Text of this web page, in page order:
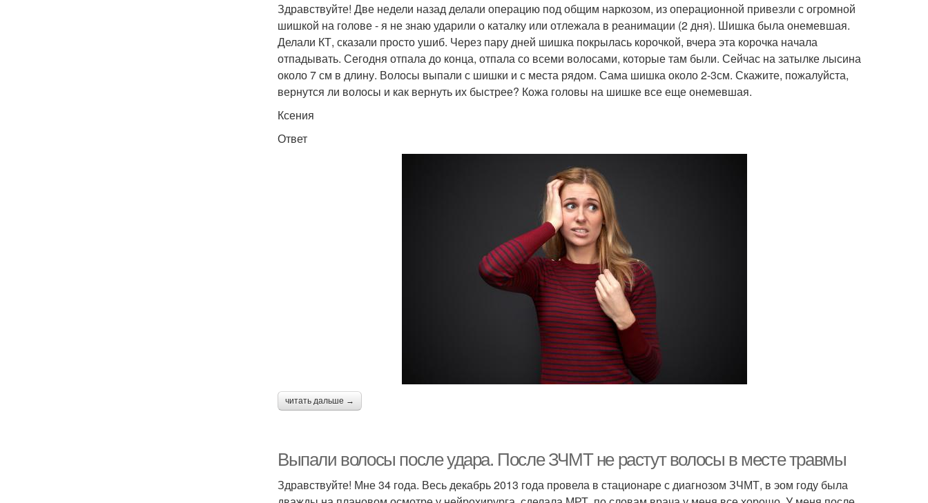
Здравствуйте! Две недели назад делали операцию под общим наркозом, из операционной привезли с огромной
шишкой на голове - я не знаю ударили о каталку или отлежала в реанимации (2 дня). Шишка была онемевшая.
Делали КТ, сказали просто ушиб. Через пару дней шишка покрылась корочкой, вчера эта корочка начала
отпадывать. Сегодня отпала до конца, отпала со всеми волосами, которые там были. Сейчас на затылке лысина
около 7 см в длину. Волосы выпали с шишки и с места рядом. Сама шишка около 2-3см. Скажите, пожалуйста,
вернутся ли волосы и как вернуть их быстрее? Кожа головы на шишке все еще онемевшая.
Ксения
Ответ
читать дальше →
Выпали волосы после удара. После ЗЧМТ не растут волосы в месте травмы
Здравствуйте! Мне 34 года. Весь декабрь 2013 года провела в стационаре с диагнозом ЗЧМТ, в эом году была